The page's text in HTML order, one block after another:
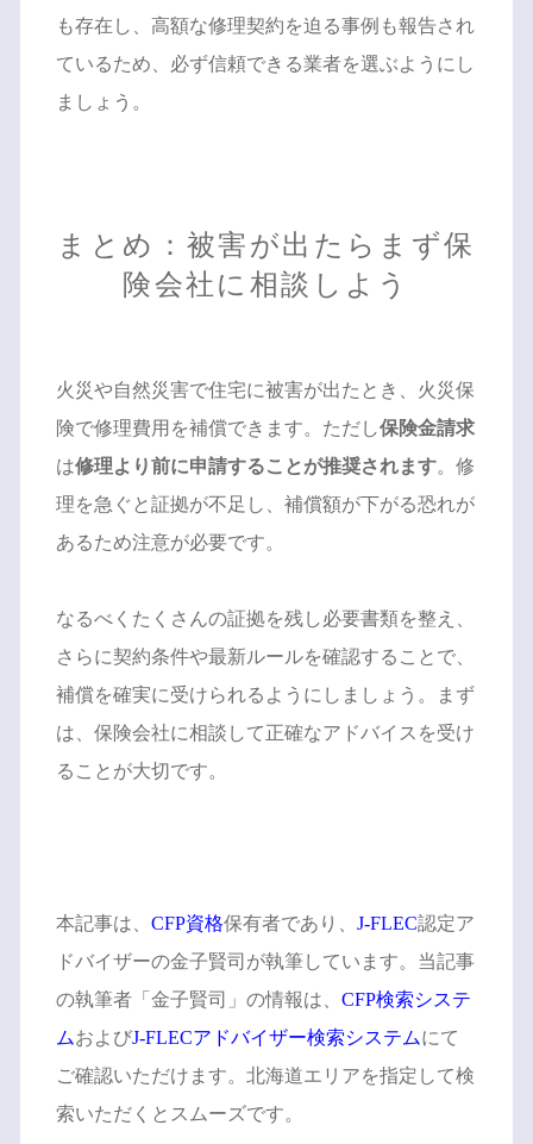
も存在し、高額な修理契約を迫る事例も報告され
ているため、必ず信頼できる業者を選ぶようにし
ましょう。
まとめ：被害が出たらまず保
険会社に相談しよう
火災や自然災害で住宅に被害が出たとき、火災保
険で修理費用を補償できます。ただし保険金請求
は修理より前に申請することが推奨されます。修
理を急ぐと証拠が不足し、補償額が下がる恐れが
あるため注意が必要です。
なるべくたくさんの証拠を残し必要書類を整え、
さらに契約条件や最新ルールを確認することで、
補償を確実に受けられるようにしましょう。まず
は、保険会社に相談して正確なアドバイスを受け
ることが大切です。
本記事は、 CFP資格保有者であり、 J-FLEC認定ア
ドバイザーの金子賢司が執筆しています。当記事
の執筆者「金子賢司」の情報は、 CFP検索システ
ムおよびJ-FLECアドバイザー検索システムにて
ご確認いただけます。北海道エリアを指定して検
索いただくとスムーズです。